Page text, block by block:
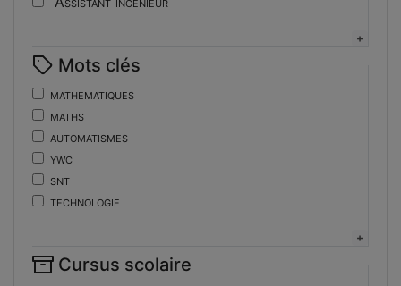
Boulangerie
Braille
Bureautique
Céramique industrielle
Chinois
Cinéma et photographie
Coiffure
Construction et réparation en carrosserie
Mots clés
mathematiques
maths
automatismes
ywc
snt
technologie
fonctions-lp
Cursus scolaire